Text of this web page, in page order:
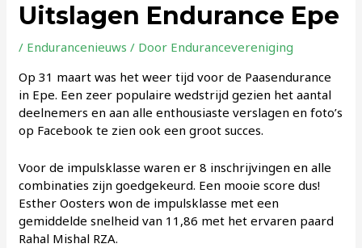
Uitslagen Endurance Epe
/ Endurancenieuws / Door Endurancevereniging
Op 31 maart was het weer tijd voor de Paasendurance
in Epe. Een zeer populaire wedstrijd gezien het aantal
deelnemers en aan alle enthousiaste verslagen en foto’s
op Facebook te zien ook een groot succes.
Voor de impulsklasse waren er 8 inschrijvingen en alle
combinaties zijn goedgekeurd. Een mooie score dus!
Esther Oosters won de impulsklasse met een
gemiddelde snelheid van 11,86 met het ervaren paard
Rahal Mishal RZA.